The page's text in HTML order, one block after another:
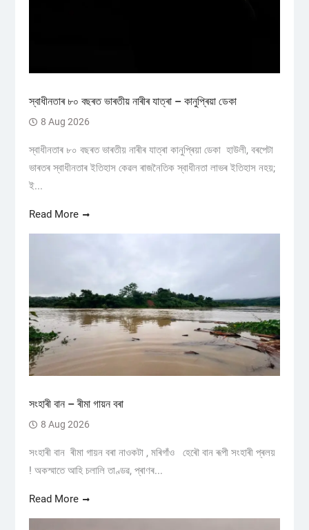
স্বাধীনতাৰ ৮০ বছৰত ভাৰতীয় নাৰীৰ যাত্ৰা – কানুপ্ৰিয়া ডেকা
8 Aug 2026
স্বাধীনতাৰ ৮০ বছৰত ভাৰতীয় নাৰীৰ যাত্ৰা কানুপ্ৰিয়া ডেকা হাউলী, বৰপেটা
ভাৰতৰ স্বাধীনতাৰ ইতিহাস কেৱল ৰাজনৈতিক স্বাধীনতা লাভৰ ইতিহাস নহয়;
ই...
Read More
সংহাৰী বান – ৰীমা গায়ন বৰা
8 Aug 2026
সংহাৰী বান ৰীমা গায়ন বৰা নাওকটা , মৰিগাঁও হেৰৌ বান ৰূপী সংহাৰী প্ৰলয়
! অকস্মাতে আহি চলালি তাণ্ডৱ, প্ৰাণৰ...
Read More